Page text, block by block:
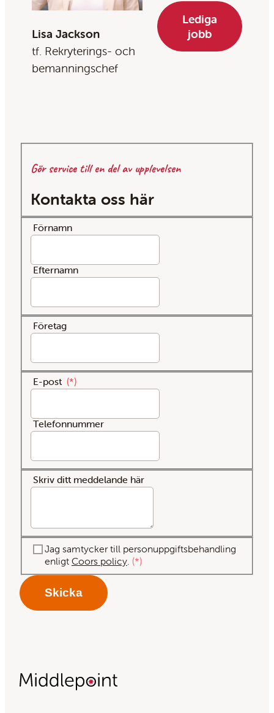
Lisa Jackson
tf. Rekryterings- och
bemanningschef
Lediga
jobb
Gör service till en del av upplevelsen
Kontakta oss här
Förnamn
Efternamn
Företag
E-post *
Telefonnummer
Skriv ditt meddelande här
Jag samtycker till personuppgiftsbehandling
enligtCoors policy *